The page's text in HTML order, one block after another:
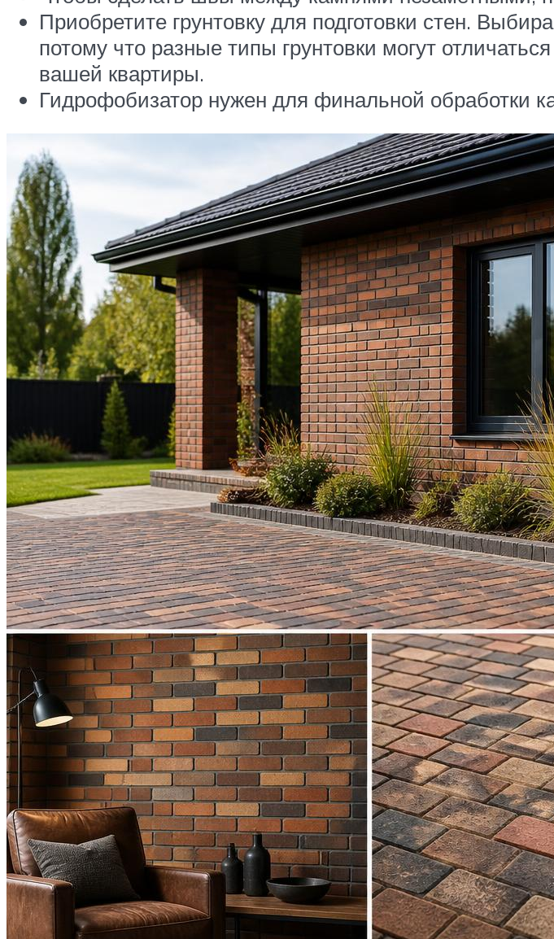
Приобретите грунтовку для подготовки стен.
потому что разные типы грунтовки могут
вашей квартиры.
Гидрофобизатор нужен для финальной обработки